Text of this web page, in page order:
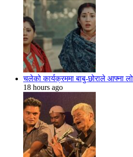
चलेको कार्यक्रममा बाबु-छोराले आफ्ना
18 hours ago